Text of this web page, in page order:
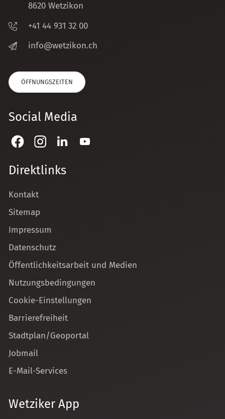
8620 Wetzikon
+41 44 931 32 00
nf
w tz k n ch
ÖFFNUNGSZEITEN
Social Media
Direktlinks
Kontakt
Sitemap
Impressum
Datenschutz
Öffentlichkeitsarbeit und Medien
Nutzungsbedingungen
Cookie-Einstellungen
Barrierefreiheit
Stadtplan/Geoportal
Jobmail
E-Mail-Services
Wetziker App